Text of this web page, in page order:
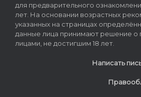
для предварительного
лет. На основании возрастных
указанных на страницах
данные лица принимают решение о
лицами, не достигшим 18 лет.
Написать